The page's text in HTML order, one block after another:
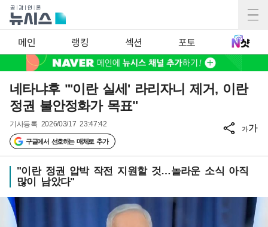
메인 랭킹 섹션 포토
네타냐후 "'이란 실세' 라리자니 제거, 이란
정권 불안정화가 목표"
기사등록 2026/03/17 23:47:42
구글에서 선호하는 매체로 추가
가가
"이란 정권 압박 작전 지원할 것…놀라운 소식 아직
많이 남았다"